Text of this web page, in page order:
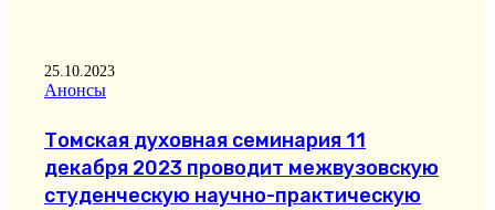
25.10.2023
Анонсы
Томская духовная семинария 11
декабря 2023 проводит межвузовскую
студенческую научно-практическую